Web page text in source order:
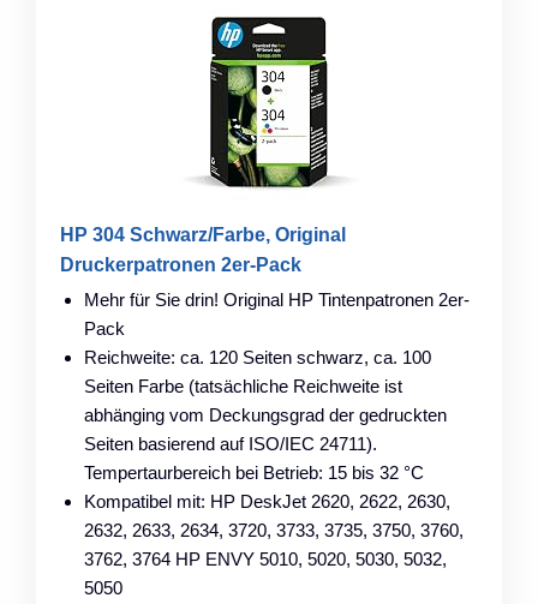
HP 304 Schwarz/Farbe, Original
Druckerpatronen 2er-Pack
Mehr für Sie drin! Original HP Tintenpatronen 2er-
Pack
Reichweite: ca. 120 Seiten schwarz, ca. 100
Seiten Farbe (tatsächliche Reichweite ist
abhänging vom Deckungsgrad der gedruckten
Seiten basierend auf ISO/IEC 24711).
Tempertaurbereich bei Betrieb: 15 bis 32 °C
Kompatibel mit: HP DeskJet 2620, 2622, 2630,
2632, 2633, 2634, 3720, 3733, 3735, 3750, 3760,
3762, 3764 HP ENVY 5010, 5020, 5030, 5032,
5050